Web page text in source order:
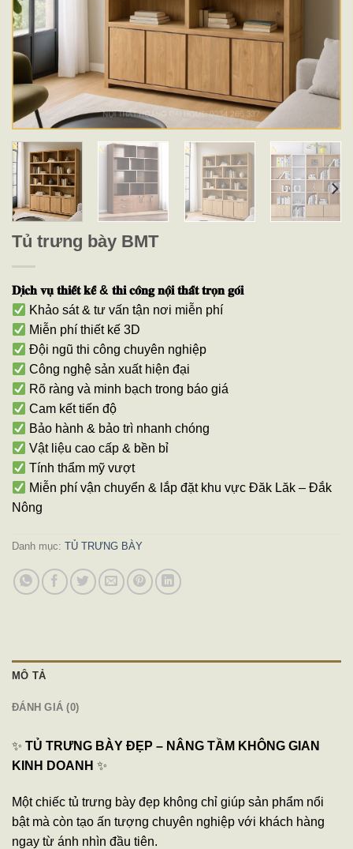
Tủ trưng bày BMT
𝐃𝐢̣𝐜𝐡 𝐯𝐮̣ 𝐭𝐡𝐢𝐞̂́𝐭 𝐤𝐞̂́ & 𝐭𝐡𝐢 𝐜𝐨̂𝐧𝐠 𝐧𝐨̣̂𝐢 𝐭𝐡𝐚̂́𝐭 𝐭𝐫𝐨̣𝐧 𝐠𝐨́𝐢
Khảo sát & tư vấn tận nơi miễn phí
Miễn phí thiết kế 3D
Đội ngũ thi công chuyên nghiệp
Công nghệ sản xuất hiện đại
Rõ ràng và minh bạch trong báo giá
Cam kết tiến độ
Bảo hành & bảo trì nhanh chóng
Vật liệu cao cấp & bền bỉ
Tính thẩm mỹ vượt
Miễn phí vận chuyển & lắp đặt khu vực Đăk Lăk – Đắk
Nông
Danh mục: TỦ TRƯNG BÀY
MÔ TẢ
ĐÁNH GIÁ (0)
✨ TỦ TRƯNG BÀY ĐẸP – NÂNG TẦM KHÔNG GIAN
KINH DOANH ✨
Một chiếc tủ trưng bày đẹp không chỉ giúp sản phẩm nổi
bật mà còn tạo ấn tượng chuyên nghiệp với khách hàng
ngay từ ánh nhìn đầu tiên.